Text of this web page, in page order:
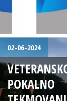
02-06-2024
POKALNO